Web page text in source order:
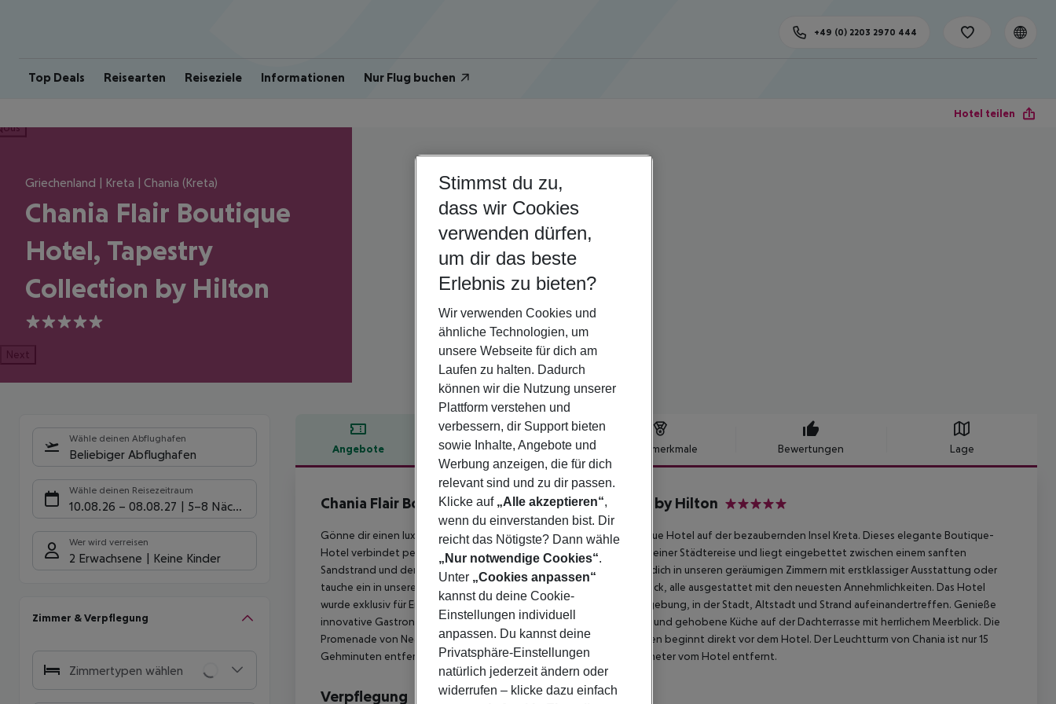
Top Deals Reisearten Reiseziele Informationen Nur Flug buchen
+49 (0) 2203 2970 444
Hotel teilen
Griechenland | Kreta | Chania (Kreta)
Chania Flair Boutique
Hotel, Tapestry
Collection by Hilton
5
Next
Wähle deinen Abflughafen
Beliebiger Abflughafen
Wähle deinen Reisezeitraum
10.08.26 – 08.08.27 5-8 Nächte
Wer wird verreisen
2 Erwachsene Keine Kinder
Zimmer & Verpflegung
Zimmertypen wählen
Angebote Hotelbeschreibung Hotelmerkmale Bewertungen Lage
Hotelbeschreibung
Chania Flair Boutique Hotel, Tapestry Collection by Hilton
Gönne dir einen luxuriösen Kurzurlaub im 5-Sterne Chania Flair Boutique Hotel auf der bezaubernden Insel Kreta. Dieses elegante Boutique-
Hotel verbindet perfekt einen sonnenverwöhnten Strandurlaub mit einer Städtereise und liegt eingebettet zwischen einem sanften
Sandstrand und der bezaubernden Altstadt von Chania. Entspanne dich in unseren geräumigen Zimmern mit erstklassiger Ausstattung oder
tauche ein in unsere luxuriösen Suiten mit atemberaubendem Meerblick, alle ausgestattet mit den neuesten Annehmlichkeiten. Das Hotel
wurde exklusiv für Erwachsene konzipiert und bietet eine ruhige Umgebung, in der Stadt, Altstadt und Strand aufeinandertreffen. Genieße
innovative Gastronomie, darunter erstklassiges À-la-carte-Frühstück und gehobene Küche auf der Dachterrasse mit herrlichem Meerblick. Die
Promenade von Nea Chora mit ihren Restaurants, Bars und Geschäften beginnt direkt vor dem Hotel. Der Leuchtturm von Chania ist nur 15
Gehminuten entfernt, und der Flughafen Chania CHQ ist nur 15 Kilometer vom Hotel entfernt.
Verpflegung
Stimmst du zu,
dass wir Cookies
verwenden dürfen,
um dir das beste
Erlebnis zu bieten?
Wir verwenden Cookies und
ähnliche Technologien, um
unsere Webseite für dich am
Laufen zu halten. Dadurch
können wir die Nutzung unserer
Plattform verstehen und
verbessern, dir Support bieten
sowie Inhalte, Angebote und
Werbung anzeigen, die für dich
relevant sind und zu dir passen.
Klicke auf „Alle akzeptieren“,
wenn du einverstanden bist. Dir
reicht das Nötigste? Dann wähle
„Nur notwendige Cookies“.
Unter „Cookies anpassen“
kannst du deine Cookie-
Einstellungen individuell
anpassen. Du kannst deine
Privatsphäre-Einstellungen
natürlich jederzeit ändern oder
widerrufen – klicke dazu einfach